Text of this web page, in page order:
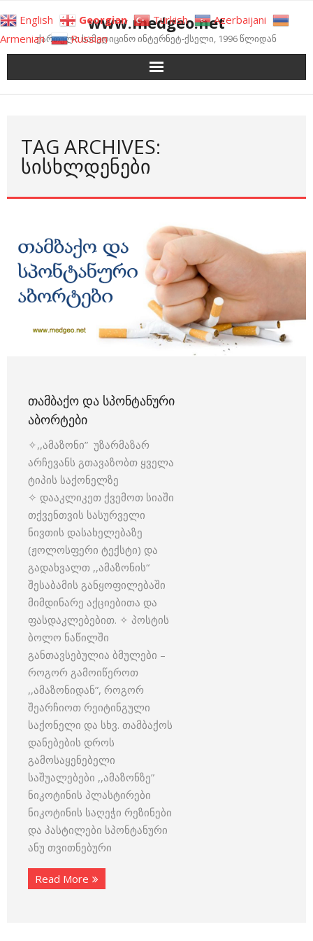
to
content
www.medgeo.net
ქართული სამედიცინო ინტერნეტ-ქსელი, 1996 წლიდან
TAG ARCHIVES:
ᲡᲘᲡᲮᲚᲓᲔᲜᲔᲑᲘ
ᲗᲐᲛᲑᲐᲥᲝ ᲓᲐ ᲡᲞᲝᲜᲢᲐᲜᲣᲠᲘ
ᲐᲑᲝᲠᲢᲔᲑᲘ
✧,,ამაზონი” უზარმაზარ
არჩევანს გთავაზობთ ყველა
ტიპის საქონელზე
✧ დააკლიკეთ ქვემოთ სიაში
თქვენთვის სასურველი
ნივთის დასახელებაზე
(ჟოლოსფერი ტექსტი) და
გადახვალთ ,,ამაზონის“
შესაბამის განყოფილებაში
მიმდინარე აქციებითა და
ფასდაკლებებით. ✧ პოსტის
ბოლო ნაწილში
განთავსებულია ბმულები –
როგორ გამოიწეროთ
,,ამაზონიდან”, როგორ
შეარჩიოთ რეიტინგული
საქონელი და სხვ. თამბაქოს
დანებების დროს
გამოსაყენებელი
საშუალებები ,,ამაზონზე”
ნიკოტინის პლასტირები
ნიკოტინის საღეჭი რეზინები
და პასტილები სპონტანური
ანუ თვითნებური
Read More
English Georgian Turkish
Azerbaijani
Armenian
Russian